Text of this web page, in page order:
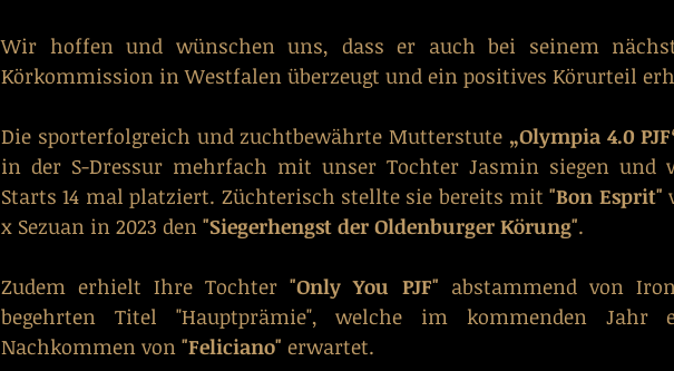
Wir hoffen und wünschen uns, dass er auch bei seinem
Körkommission in Westfalen überzeugt und ein positives Körurteil
Die sporterfolgreich und zuchtbewährte Mutterstute „Olympia 4.0
in der S-Dressur mehrfach mit unser Tochter Jasmin siegen und
Starts 14 mal platziert. Züchterisch stellte sie bereits mit "Bon Esprit"
x Sezuan in 2023 den "Siegerhengst der Oldenburger Körung".
Zudem erhielt Ihre Tochter "Only You PJF" abstammend von
begehrten Titel "Hauptprämie", welche im kommenden Jahr
Nachkommen von "Feliciano" erwartet.